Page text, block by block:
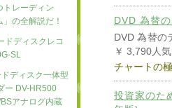
DVD 為替
DVD 為替の
￥ 3,790人
チャートの
投資家のた
トレーディン
の全解説だ！
ドディスクレコ
SL
ディスク一体型
ー DV-HR500
アナログ内蔵